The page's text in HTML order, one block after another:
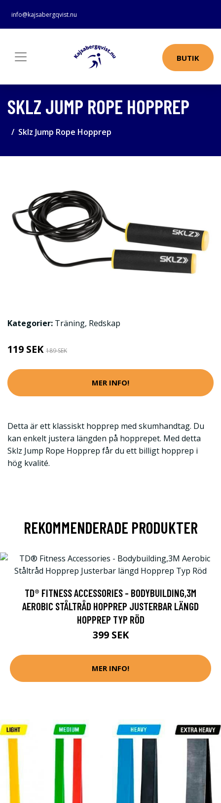
info@kajsabergqvist.nu
BUTIK
SKLZ JUMP ROPE HOPPREP
Sklz Jump Rope Hopprep
Kategorier: Träning, Redskap
119 SEK 189 SEK
MER INFO!
Detta är ett klassiskt hopprep med skumhandtag. Du
kan enkelt justera längden på hopprepet. Med detta
Sklz Jump Rope Hopprep får du ett billigt hopprep i
hög kvalité.
REKOMMENDERADE PRODUKTER
TD® FITNESS ACCESSORIES - BODYBUILDING,3M
AEROBIC STÅLTRÅD HOPPREP JUSTERBAR LÄNGD
HOPPREP TYP RÖD
399 SEK
MER INFO!